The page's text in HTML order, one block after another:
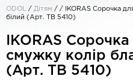
ODOL / Дітям / /
IKORAS Сорочка
білий (Арт. TB 5410)
IKORAS
смужку колір
(Арт. TB 5410)